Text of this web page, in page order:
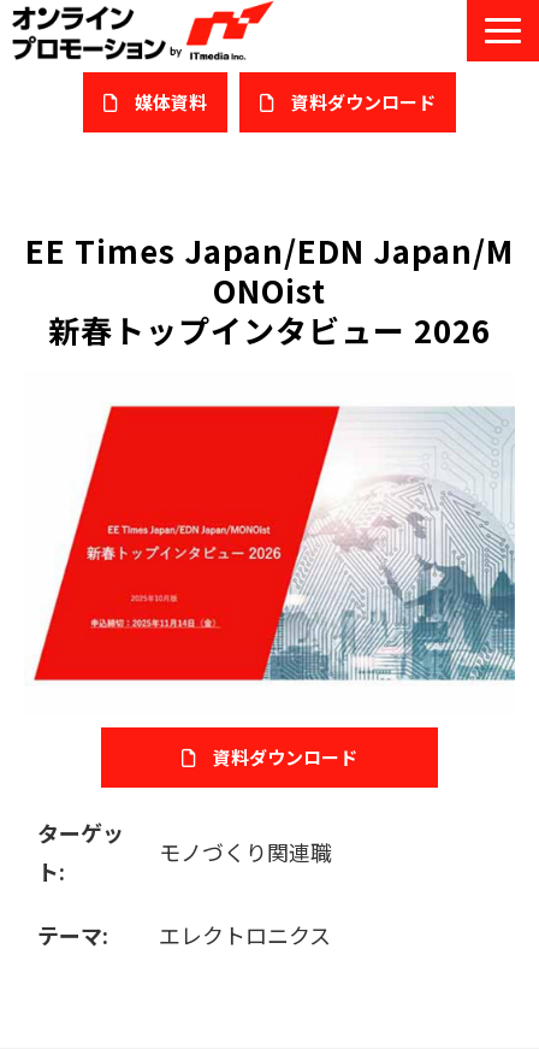
媒体資料 ​資料ダウンロード
私たちについて
サービスガイド/お役立ち資料
課題/ターゲット別で探す
オンライン展示会/協賛ウェビナー
セミナー情報/ブログ
販売パートナー募集
EE Times Japan/EDN Japan/M
ONOist
新春トップインタビュー 2026
資料ダウンロード
ターゲッ
ト:
モノづくり関連職
テーマ: エレクトロニクス